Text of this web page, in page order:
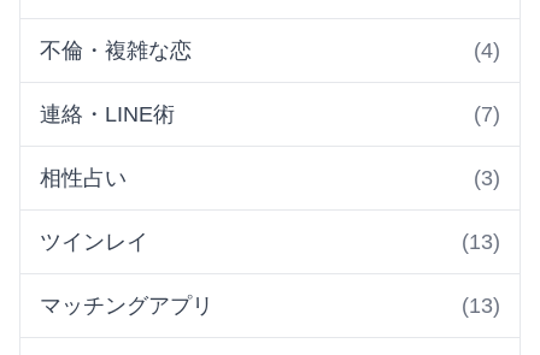
不倫・複雑な恋 (4)
連絡・LINE術 (7)
相性占い (3)
ツインレイ (13)
マッチングアプリ (13)